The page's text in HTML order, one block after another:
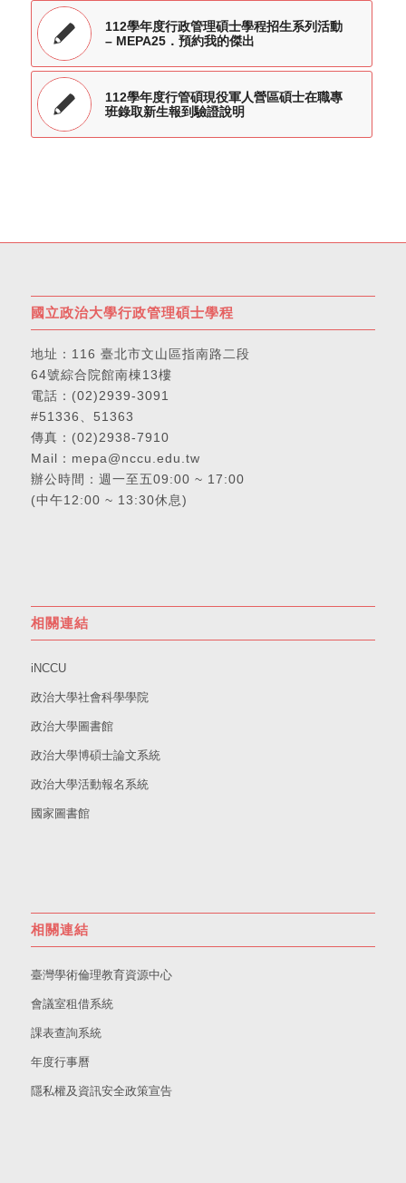
112學年度行政管理碩士學程招生系列活動
– MEPA25．預約我的傑出
112學年度行管碩現役軍人營區碩士在職專
班錄取新生報到驗證說明
國立政治大學行政管理碩士學程
地址： 116 臺北市文山區指南路二段
64號綜合院館南棟13樓
電話： (02)2939-3091
#51336、51363
傳真：(02)2938-7910
Mail： mepa@nccu.edu.tw
辦公時間：週一至五09:00 ~ 17:00
(中午12:00 ~ 13:30休息)
相關連結
iNCCU
政治大學社會科學學院
政治大學圖書館
政治大學博碩士論文系統
政治大學活動報名系統
國家圖書館
相關連結
臺灣學術倫理教育資源中心
會議室租借系統
課表查詢系統
年度行事曆
隱私權及資訊安全政策宣告